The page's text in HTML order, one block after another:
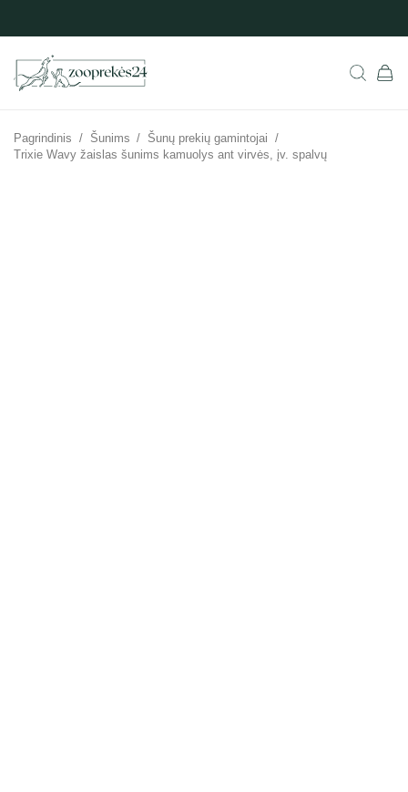
Pagrindinis / Šunims / Šunų prekių gamintojai /
Trixie Wavy žaislas šunims kamuolys ant virvės, įv. spalvų